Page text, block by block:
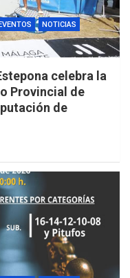
EVENTOS
NOTICIAS
celebra la
Provincial de
de